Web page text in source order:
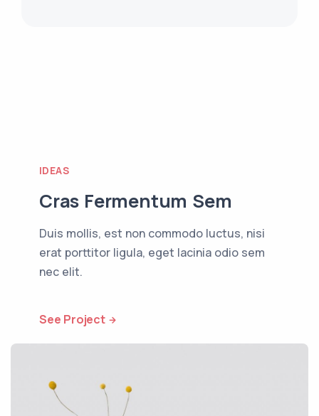
IDEAS
Cras Fermentum Sem
Duis mollis, est non commodo luctus, nisi
erat porttitor ligula, eget lacinia odio sem
nec elit.
See Project